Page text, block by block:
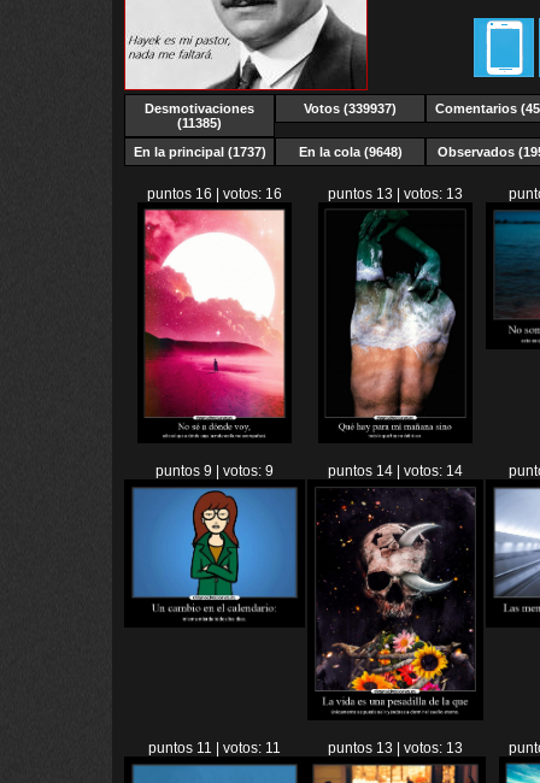
Desmotivaciones
(11385)
Votos (339937) Comentarios
En la principal (1737) En la cola (9648) Observados
puntos 16 | votos: 16 puntos 13 | votos: 13
puntos 9 | votos: 9 puntos 14 | votos: 14
puntos 11 | votos: 11 puntos 13 | votos: 13